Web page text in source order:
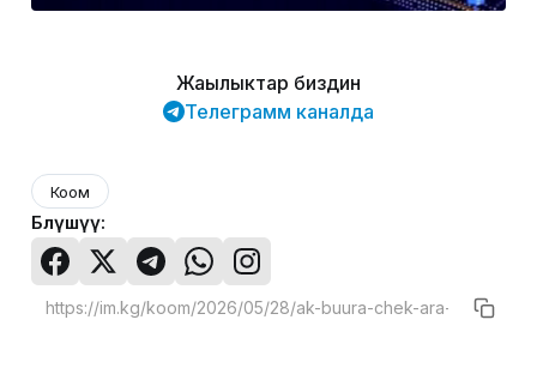
Жаңылыктар биздин
Телеграмм каналда
Коом
Бөлүшүү: